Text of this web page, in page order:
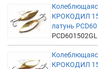
КРОКОДИЛ
латунь
PCD601502GL
КРОКОДИЛ